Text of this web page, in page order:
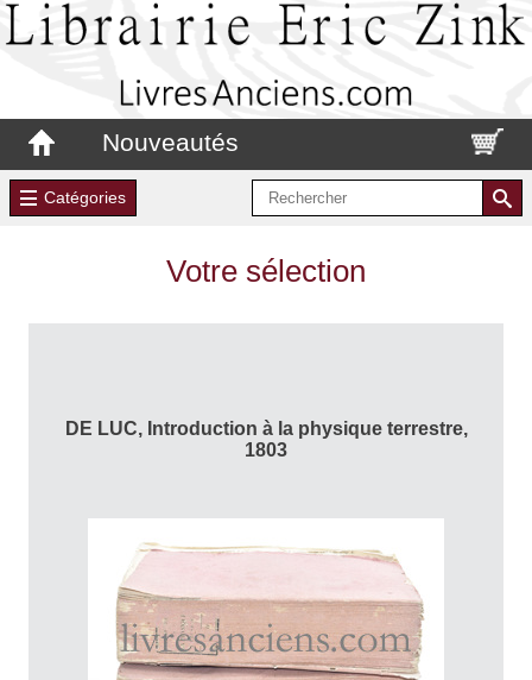
Nouveautés
Catégories
Votre sélection
DE LUC, Introduction à la physique terrestre,
1803